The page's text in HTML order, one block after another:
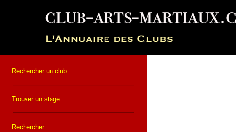
Rechercher un club
Trouver un stage
Rechercher :